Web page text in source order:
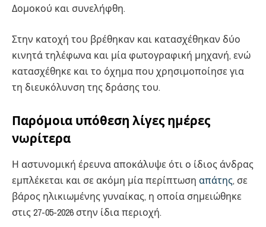
Δομοκού και συνελήφθη.
Στην κατοχή του βρέθηκαν και κατασχέθηκαν δύο
κινητά τηλέφωνα και μία φωτογραφική μηχανή, ενώ
κατασχέθηκε και το όχημα που χρησιμοποίησε για
τη διευκόλυνση της δράσης του.
Παρόμοια υπόθεση λίγες ημέρες
νωρίτερα
Η αστυνομική έρευνα αποκάλυψε ότι ο ίδιος άνδρας
εμπλέκεται και σε ακόμη μία περίπτωση απάτης, σε
βάρος ηλικιωμένης γυναίκας, η οποία σημειώθηκε
στις 27-05-2026 στην ίδια περιοχή.